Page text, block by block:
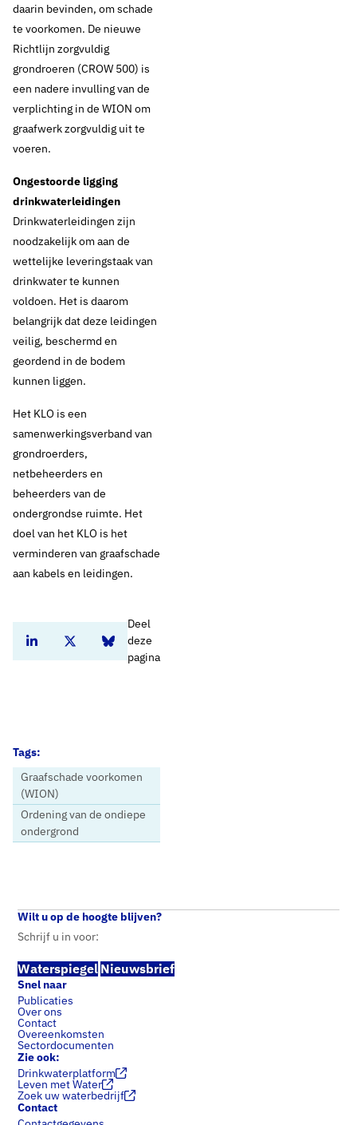
Thema's:
Home Nieuws
daarin bevinden, om schade
te voorkomen. De nieuwe
Richtlijn zorgvuldig
grondroeren (CROW 500) is
een nadere invulling van de
verplichting in de WION om
graafwerk zorgvuldig uit te
voeren.
Ongestoorde ligging
drinkwaterleidingen
Drinkwaterleidingen zijn
noodzakelijk om aan de
wettelijke leveringstaak van
drinkwater te kunnen
voldoen. Het is daarom
belangrijk dat deze leidingen
veilig, beschermd en
geordend in de bodem
kunnen liggen.
Het KLO is een
samenwerkingsverband van
grondroerders,
netbeheerders en
beheerders van de
ondergrondse ruimte. Het
doel van het KLO is het
verminderen van graafschade
aan kabels en leidingen.
Deel
deze
pagina
Deel dit artikel op Linkedin
Deel dit artikel op Twitter
Deel dit artikel op Bluesky
Tags:
Graafschade voorkomen
(WION)
Ordening van de ondiepe
ondergrond
Wilt u op de hoogte blijven?
Schrijf u in voor:
Waterspiegel Nieuwsbrief
Snel naar
Publicaties
Over ons
Contact
Overeenkomsten
Sectordocumenten
Zie ook:
Drinkwaterplatform
Leven met Water
Zoek uw waterbedrijf
Contact